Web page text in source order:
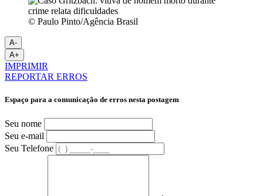
© Paulo Pinto/Agência Brasil
A-
A+
IMPRIMIR
REPORTAR ERROS
Espaço para a comunicação de erros nesta postagem
Seu nome
Seu e-mail
Seu Telefone